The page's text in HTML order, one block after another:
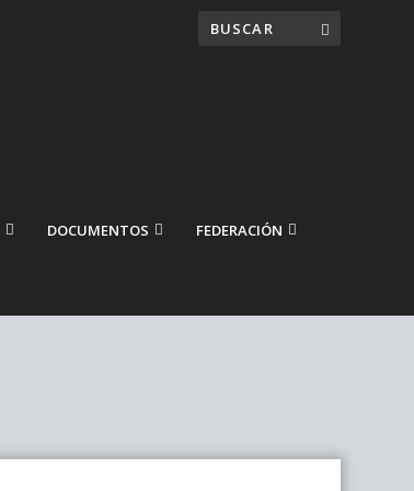
DOCUMENTOS FEDERACIÓN